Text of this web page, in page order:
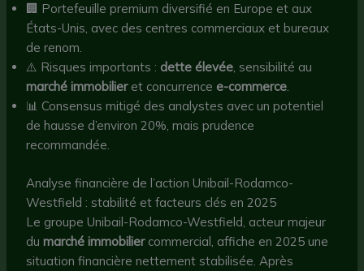
🏢 Portefeuille premium diversifié en Europe et aux
États-Unis, avec des centres commerciaux et bureaux
de renom.
⚠️ Risques importants : dette élevée, sensibilité au
marché immobilieret concurrence e-commerce.
📊 Consensus mitigé des analystes avec un potentiel
de hausse d’environ 20%, mais prudence
recommandée.
Analyse financière de l’action Unibail-Rodamco-
Westfield : stabilité et facteurs clés en 2025
Le groupe Unibail-Rodamco-Westfield, acteur majeur
dumarché immobiliercommercial, affiche en 2025 une
situation financière nettement stabilisée. Après